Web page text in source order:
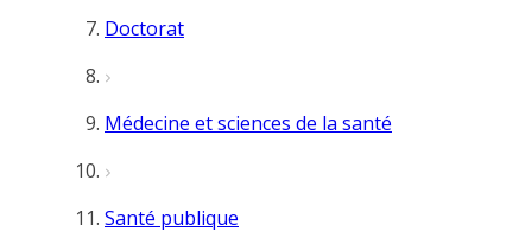
Doctorat
Médecine et sciences de la santé
Santé publique